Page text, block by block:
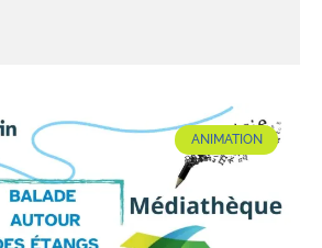
ANIMATION